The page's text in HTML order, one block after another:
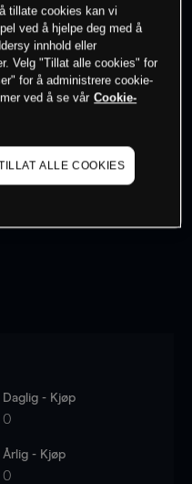
instrumentet
Daglig - Kjøp
0
Årlig - Kjøp
0
tillate cookies kan vi
ved å hjelpe deg med å
innhold eller
Velg "Tillat alle cookies" for
for å administrere cookie-
ved å se vår Cookie-
ALLE COOKIES